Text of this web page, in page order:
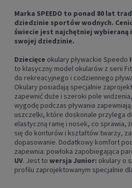
Marka SPEEDO to ponad 80 lat
dziedzinie sportów wodnych.
świecie jest najchętniej wybieraną
swojej dziedzinie.
Dziecięce okulary pływackie Speedo
to klasyczny model okularów z serii
do rekreacyjnego i codziennego
Okulary posiadają specjalnie
zapewnić duże i szeroki pole
wygodę podczas pływania
uszczelki, które doskonale przylega
elastyczną ramę i nosek, co sprawia,
się do konturów i kształtów twarzy,
dopasowanie. Dodatkowy komfort
zapewnia: powłoka zapobiegająca
UV. Jest to wersja Junior: okulary o
profilu zaprojektowanym specjalnie